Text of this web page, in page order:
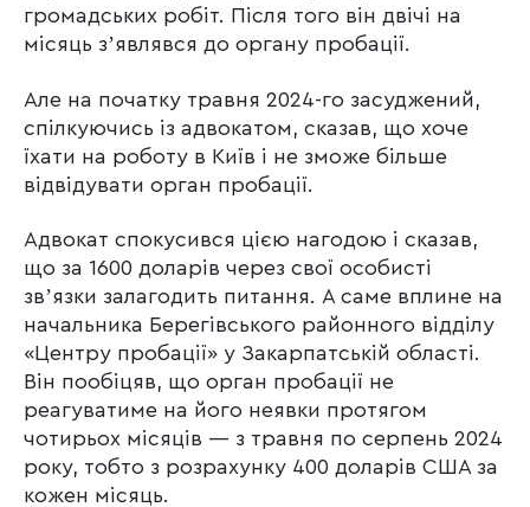
громадських робіт. Після того він двічі на
місяць зʼявлявся до органу пробації.
Але на початку травня 2024-го засуджений,
спілкуючись із адвокатом, сказав, що хоче
їхати на роботу в Київ і не зможе більше
відвідувати орган пробації.
Адвокат спокусився цією нагодою і сказав,
що за 1600 доларів через свої особисті
звʼязки залагодить питання. А саме вплине на
начальника Берегівського районного відділу
«Центру пробації» у Закарпатській області.
Він пообіцяв, що орган пробації не
реагуватиме на його неявки протягом
чотирьох місяців — з травня по серпень 2024
року, тобто з розрахунку 400 доларів США за
кожен місяць.